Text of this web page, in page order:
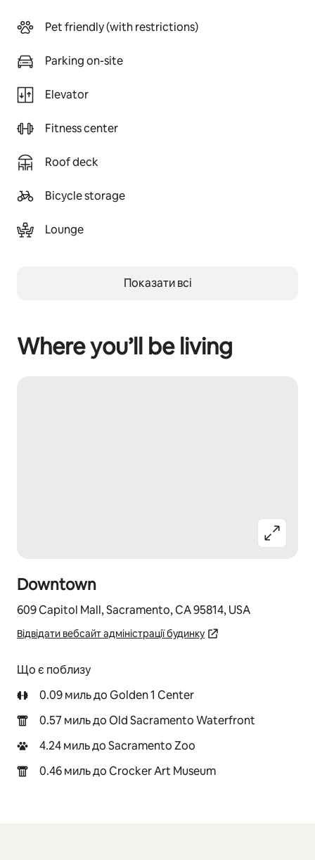
Pet friendly (with restrictions)
Parking on-site
Elevator
Fitness center
Roof deck
Bicycle storage
Lounge
Показати всі
Where you’ll be living
Downtown
609 Capitol Mall, Sacramento, CA 95814, USA
Відвідати вебсайт адміністрації будинку
Що є поблизу
0.09 миль до Golden 1 Center
0.57 миль до Old Sacramento Waterfront
4.24 миль до Sacramento Zoo
0.46 миль до Crocker Art Museum